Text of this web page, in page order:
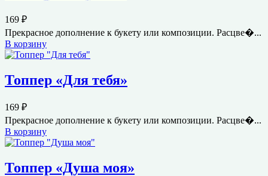
169 ₽
Прекрасное дополнение к букету или композиции. Расцве�...
В корзину
Топпер «Для тебя»
169 ₽
Прекрасное дополнение к букету или композиции. Расцве�...
В корзину
Топпер «Душа моя»